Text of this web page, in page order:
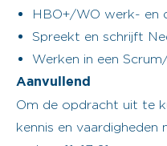
HBO+/WO werk- en
Spreekt en schrijft
Werken in een
Aanvullend
Om de opdracht uit te
kennis en vaardigheden